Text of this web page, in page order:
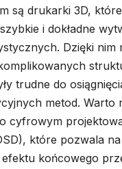
są drukarki 3D, które
i dokładne
Dzięki nim
trudne do
metod. Warto
cyfrowym
które pozwala na
końcowego